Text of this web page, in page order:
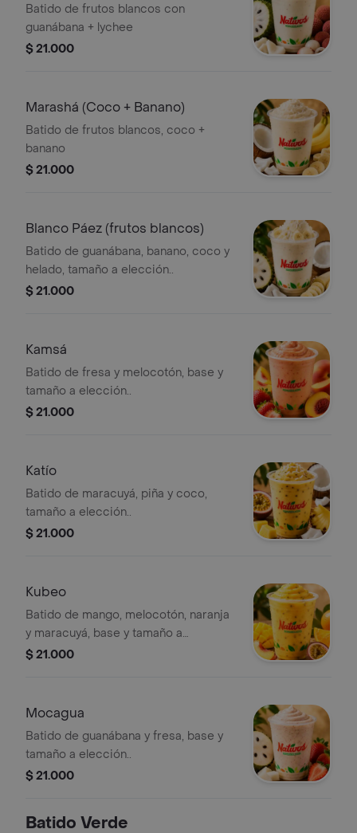
Batido de frutos blancos con
guanábana + lychee
$ 21.000
Marashá (Coco + Banano)
Batido de frutos blancos, coco +
banano
$ 21.000
Blanco Páez (frutos blancos)
Batido de guanábana, banano, coco y
helado, tamaño a elección..
$ 21.000
Kamsá
Batido de fresa y melocotón, base y
tamaño a elección..
$ 21.000
Katío
Batido de maracuyá, piña y coco,
tamaño a elección..
$ 21.000
Kubeo
Batido de mango, melocotón, naranja
y maracuyá, base y tamaño a
elección..
$ 21.000
Mocagua
Batido de guanábana y fresa, base y
tamaño a elección..
$ 21.000
Batido Verde